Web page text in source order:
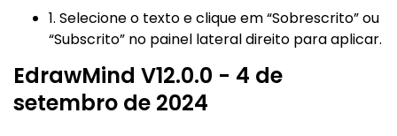
1. Selecione o texto e clique em “Sobrescrito” ou
“Subscrito” no painel lateral direito para aplicar.
EdrawMind V12.0.0 - 4 de
setembro de 2024